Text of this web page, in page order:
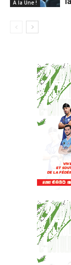
A la Une !